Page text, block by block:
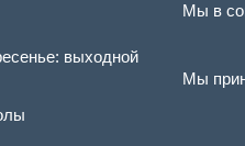
выходной
Мы в
Мы